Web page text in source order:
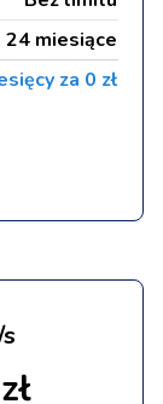
24 miesiące
za 0 zł